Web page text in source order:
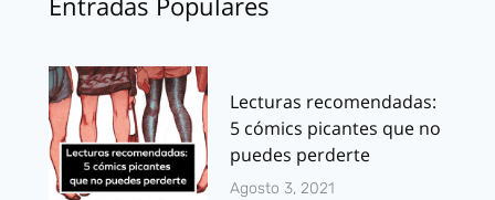
Lecturas recomendadas:
5 cómics picantes que no
puedes perderte
Agosto 3, 2021